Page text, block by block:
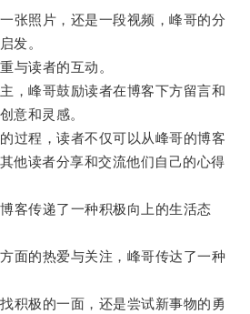
照片，还是一段视频，峰哥的分
发。
读者的互动。
峰哥鼓励读者在博客下方留言和
意和灵感。
程，读者不仅可以从峰哥的博客
他读者分享和交流他们自己的心得
传递了一种积极向上的生活态
的热爱与关注，峰哥传达了一种
极的一面，还是尝试新事物的勇